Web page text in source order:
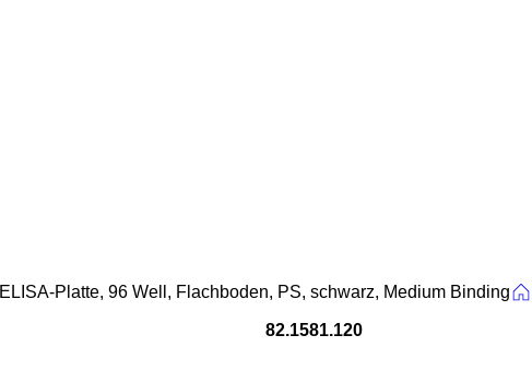
ELISA-Platte, 96 Well, Flachboden, PS, schwarz, Medium Binding
82.1581.120